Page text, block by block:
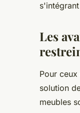
Les
Pour
solution
meubles